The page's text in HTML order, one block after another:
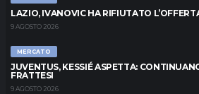
LAZIO, IVANOVIC HA RIFIUTATO
9 AGOSTO 2026
MERCATO
JUVENTUS, KESSIÉ ASPETTA:
FRATTESI
9 AGOSTO 2026